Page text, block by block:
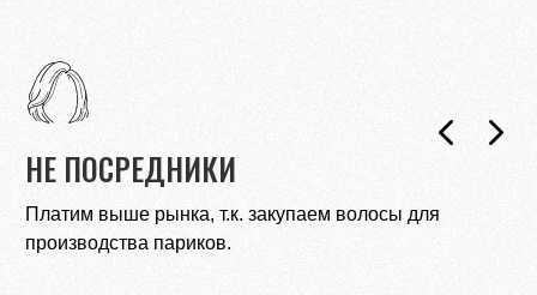
ОПЛАТА СРАЗУ
Переведем деньги на карту банка до того, как Вы
покините салон.